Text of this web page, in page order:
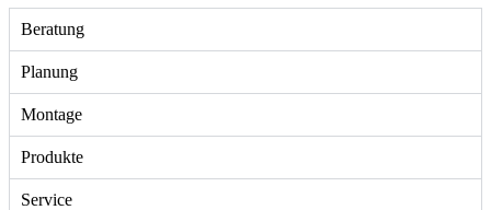
Beratung
Planung
Montage
Produkte
Service